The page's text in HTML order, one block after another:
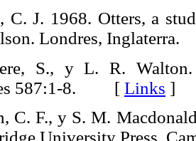
C. J. 1968. Otters, a
Londres,
S., y L. R.
587:1-8. [ Links ]
C. F., y S. M.
University Press.